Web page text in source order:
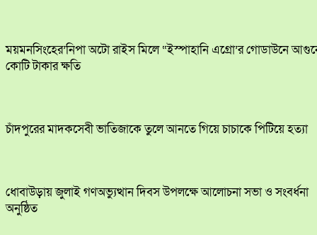
ময়মনসিংহের’নিপা অটো রাইস মিলে “ইস্পাহানি এগ্রো’র গোডাউনে
কোটি টাকার ক্ষতি
চাঁদপুরের মাদকসেবী ভাতিজাকে তুলে আনতে গিয়ে চাচাকে পিটিয়ে হত্যা
ধোবাউড়ায় জুলাই গণঅভ্যুত্থান দিবস উপলক্ষে আলোচনা সভা ও সংবর্ধনা
অনুষ্ঠিত